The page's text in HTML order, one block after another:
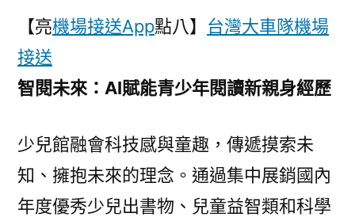
【亮機場接送App點八】 台灣大車隊機場
接送
智閱未來：AI賦能青少年閱讀新親身經歷
少兒館融會科技感與童趣，傳遞摸索未
知、擁抱未來的理念。通過集中展銷國內
年度優秀少兒出書物、兒童益智類和科學